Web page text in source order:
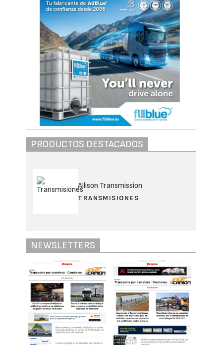
PRODUCTOS DESTACADOS
Allison Transmission
TRANSMISIONES
NEWSLETTERS